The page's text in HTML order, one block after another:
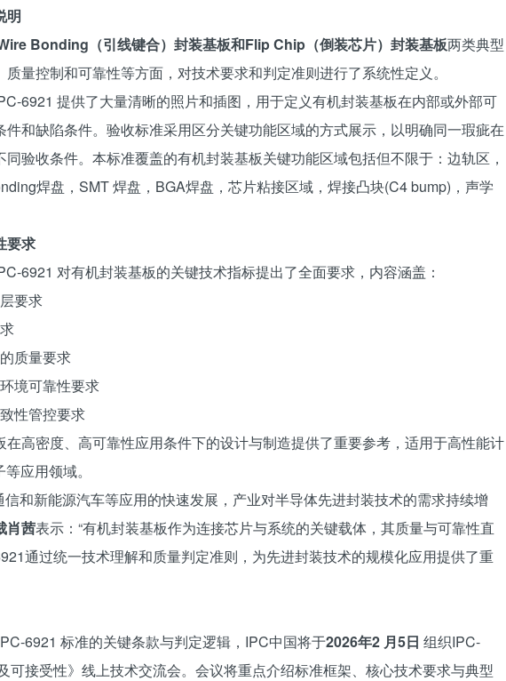
明
Bonding（引线键合）封装基板和Flip Chip（倒装芯片）封装基板两类典型
量控制和可靠性等方面，对技术要求和判定准则进行了系统性定义。
6921 提供了大量清晰的照片和插图，用于定义有机封装基板在内部或外部可
和缺陷条件。验收标准采用区分关键功能区域的方式展示，以明确同一瑕疵在
验收条件。本标准覆盖的有机封装基板关键功能区域包括但不限于：边轨区，
焊盘，SMT 焊盘，BGA焊盘，芯片粘接区域，焊接凸块(C4 bump)，声学
要求
6921 对有机封装基板的关键技术指标提出了全面要求，内容涵盖：
要求
质量要求
境可靠性要求
性管控要求
在高密度、高可靠性应用条件下的设计与制造提供了重要参考，适用于高性能计
应用领域。
和新能源汽车等应用的快速发展，产业对半导体先进封装技术的需求持续增
肖茜表示：“有机封装基板作为连接芯片与系统的关键载体，其质量与可靠性直
通过统一技术理解和质量判定准则，为先进封装技术的规模化应用提供了重
6921 标准的关键条款与判定逻辑，IPC中国将于2026年2 月5日 组织IPC-
可接受性》线上技术交流会。会议将重点介绍标准框架、核心技术要求与典型